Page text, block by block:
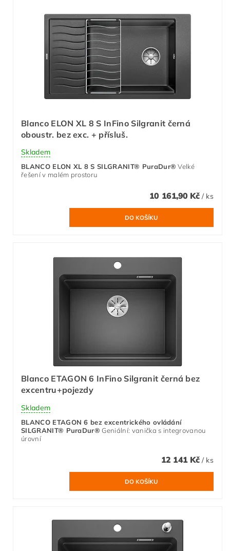
Blanco ELON XL 8 S InFino Silgranit černá
oboustr. bez exc. + přísluš.
Skladem
BLANCO ELON XL 8 S SILGRANIT® PuraDur® Velké
řešení v malém prostoru
10 161,90 Kč / ks
Blanco ETAGON 6 InFino Silgranit černá bez
excentru+pojezdy
Skladem
BLANCO ETAGON 6 bez excentrického ovládání
SILGRANIT® PuraDur® Geniální: vanička s integrovanou
úrovní
12 141 Kč / ks